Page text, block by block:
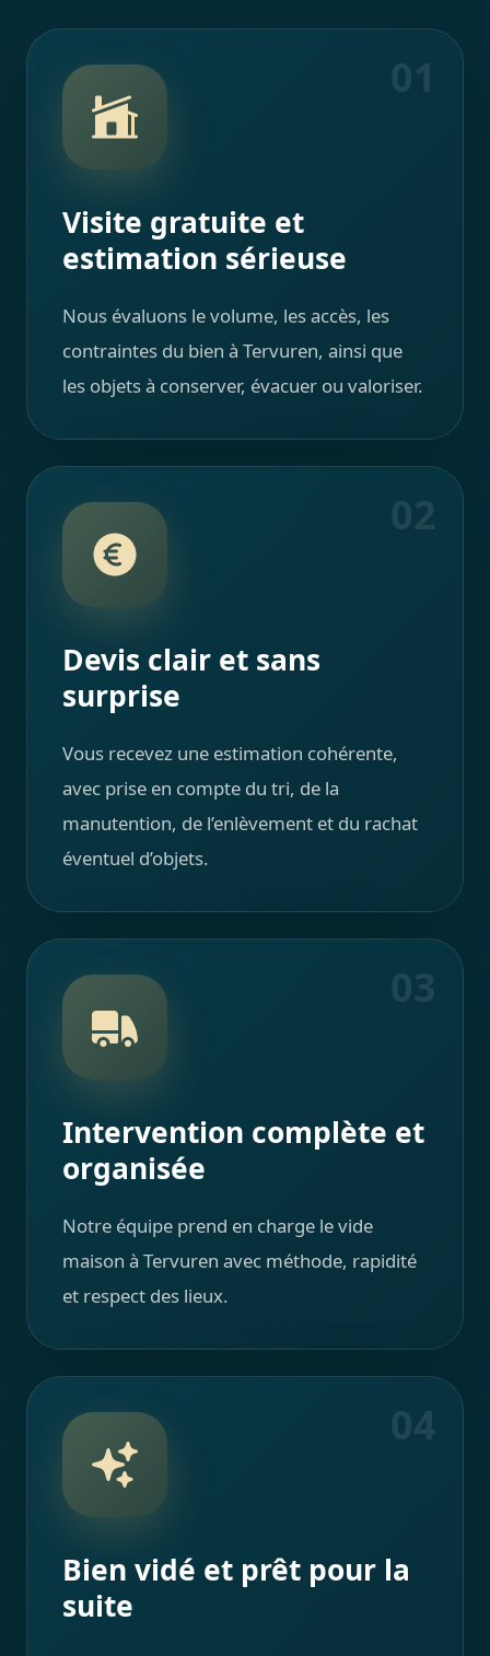
01
Visite gratuite et
estimation sérieuse
Nous évaluons le volume, les accès, les
contraintes du bien à Tervuren, ainsi que
les objets à conserver, évacuer ou valoriser.
02
Devis clair et sans
surprise
Vous recevez une estimation cohérente,
avec prise en compte du tri, de la
manutention, de l’enlèvement et du rachat
éventuel d’objets.
03
Intervention complète et
organisée
Notre équipe prend en charge le vide
maison à Tervuren avec méthode, rapidité
et respect des lieux.
04
Bien vidé et prêt pour la
suite